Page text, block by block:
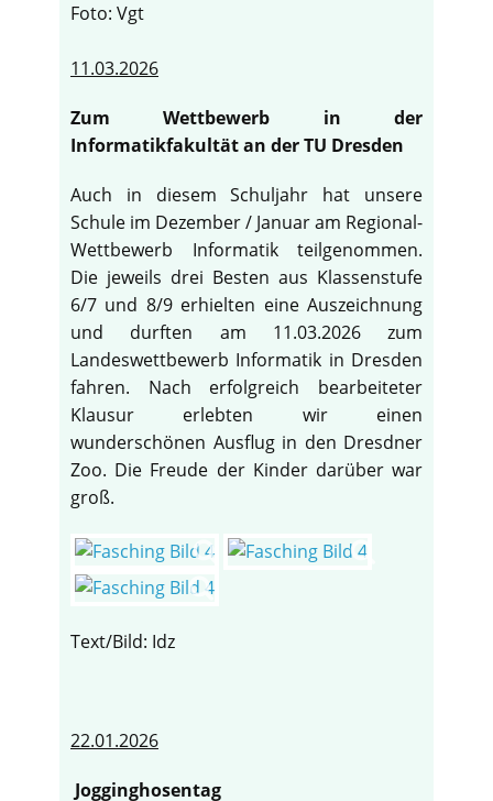
Foto: Vgt
11.03.2026
Zum Wettbewerb in der
Informatikfakultät an der TU Dresden
Auch in diesem Schuljahr hat unsere
Schule im Dezember / Januar am Regional-
Wettbewerb Informatik teilgenommen.
Die jeweils drei Besten aus Klassenstufe
6/7 und 8/9 erhielten eine Auszeichnung
und durften am 11.03.2026 zum
Landeswettbewerb Informatik in Dresden
fahren. Nach erfolgreich bearbeiteter
Klausur erlebten wir einen
wunderschönen Ausflug in den Dresdner
Zoo. Die Freude der Kinder darüber war
groß.
Text/Bild: Idz
22.01.2026
Jogginghosentag